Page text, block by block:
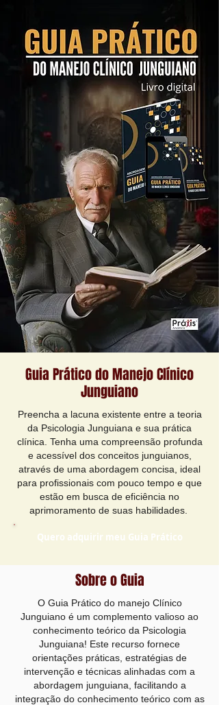
Guia Prático do Manejo Clínico
Junguiano
Preencha a lacuna existente entre a teoria
da Psicologia Junguiana e sua prática
clínica. Tenha uma compreensão profunda
e acessível dos conceitos junguianos,
através de uma abordagem concisa, ideal
para profissionais com pouco tempo e que
estão em busca de eficiência no
aprimoramento de suas habilidades.
Quero adquirir meu Guia Prático
Sobre o Guia
O Guia Prático do manejo Clínico
Junguiano é um complemento valioso ao
conhecimento teórico da Psicologia
Junguiana! Este recurso fornece
orientações práticas, estratégias de
intervenção e técnicas alinhadas com a
abordagem junguiana, facilitando a
integração do conhecimento teórico com as